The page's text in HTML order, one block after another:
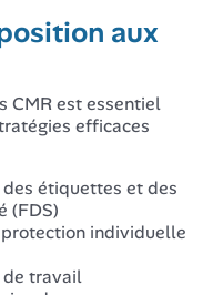
aux
CMR est essentiel
efficaces
étiquettes et des
(FDS)
individuelle
de travail